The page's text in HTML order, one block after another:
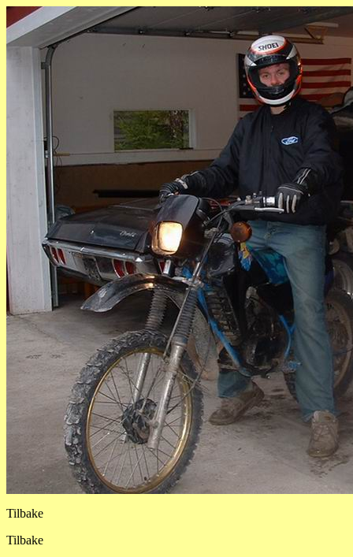
Tilbake
Tilbake